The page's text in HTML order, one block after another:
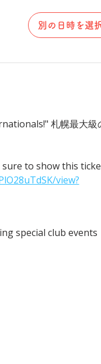
別の日時を選
札幌最大級
sure to show this
view?
special club events